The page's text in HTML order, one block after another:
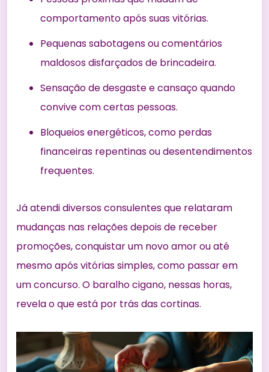
comportamento após suas vitórias.
Pequenas sabotagens ou comentários
maldosos disfarçados de brincadeira.
Sensação de desgaste e cansaço quando
convive com certas pessoas.
Bloqueios energéticos, como perdas
financeiras repentinas ou desentendimentos
frequentes.
Já atendi diversos consulentes que relataram
mudanças nas relações depois de receber
promoções, conquistar um novo amor ou até
mesmo após vitórias simples, como passar em
um concurso. O baralho cigano, nessas horas,
revela o que está por trás das cortinas.